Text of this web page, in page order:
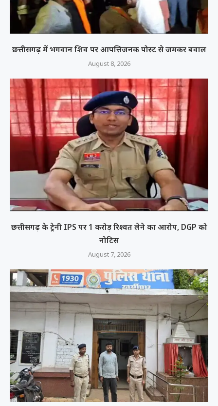
छत्तीसगढ़ में भगवान शिव पर आपत्तिजनक पोस्ट से जमकर बवाल
August 8, 2026
छत्तीसगढ़ के ट्रेनी IPS पर 1 करोड़ रिश्वत लेने का आरोप, DGP को
नोटिस
August 7, 2026